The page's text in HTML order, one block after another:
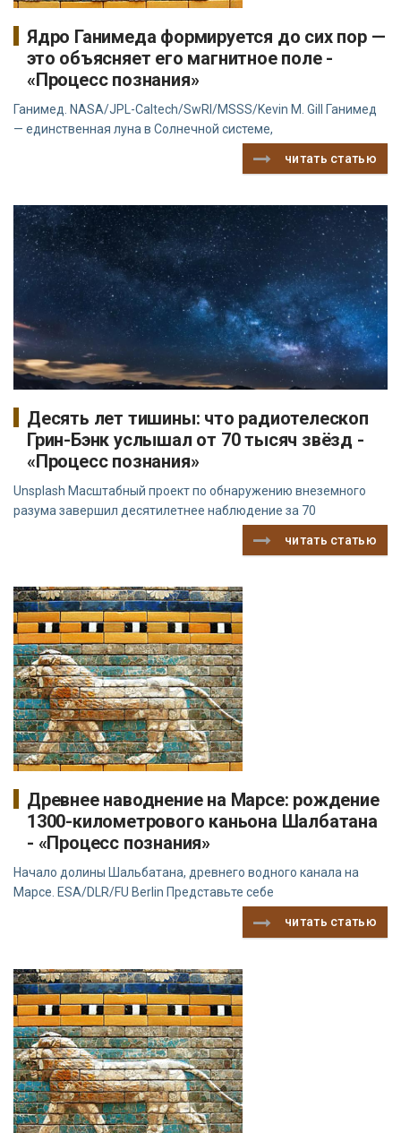
Ядро Ганимеда формируется до сих пор —
это объясняет его магнитное поле -
«Процесс познания»
Ганимед. NASA/JPL-Caltech/SwRI/MSSS/Kevin M. Gill Ганимед
— единственная луна в Солнечной системе,
читать статью
Десять лет тишины: что радиотелескоп
Грин-Бэнк услышал от 70 тысяч звёзд -
«Процесс познания»
Unsplash Масштабный проект по обнаружению внеземного
разума завершил десятилетнее наблюдение за 70
читать статью
Древнее наводнение на Марсе: рождение
1300-километрового каньона Шалбатана
- «Процесс познания»
Начало долины Шальбатана, древнего водного канала на
Марсе. ESA/DLR/FU Berlin Представьте себе
читать статью